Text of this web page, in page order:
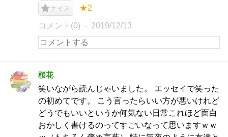
ナイス ★2
コメント(0) 2019/12/13
桜花
笑いながら読んじゃいました。 エッセイで笑った
の初めてです。 こう言ったらいい方が悪いけれど
どうでもいいというか何気ない日常これほど面白
おかしく書けるのってすごいなって思いますｗｗ